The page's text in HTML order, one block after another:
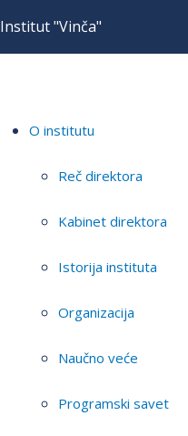
Institut "Vinča"
O institutu
Reč direktora
Kabinet direktora
Istorija instituta
Organizacija
Naučno veće
Programski savet